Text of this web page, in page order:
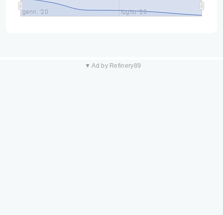
genn. '20 luglio '20
▼ Ad by Refinery89